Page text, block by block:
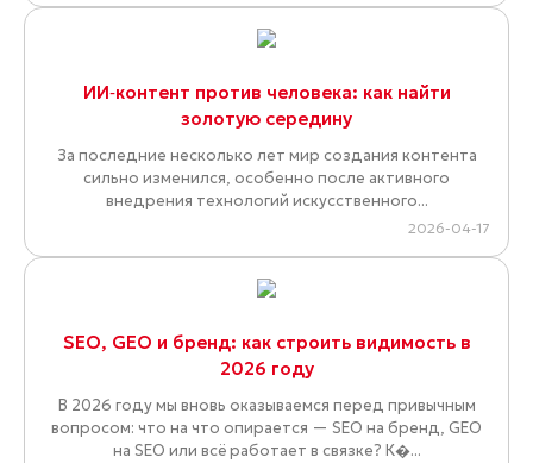
ИИ‑контент против человека: как найти
золотую середину
За последние несколько лет мир создания контента
сильно изменился, особенно после активного
внедрения технологий искусственного...
2026-04-17
SEO, GEO и бренд: как строить видимость в
2026 году
В 2026 году мы вновь оказываемся перед привычным
вопросом: что на что опирается — SEO на бренд, GEO
на SEO или всё работает в связке? К�...